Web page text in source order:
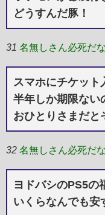
どうすんだ豚！
31 名無しさん必死だな
スマホにチケット
半年しか期限ない
おひとりさまだと
32 名無しさん必死だな
ヨドバシのPS5の
いくらなんでも安